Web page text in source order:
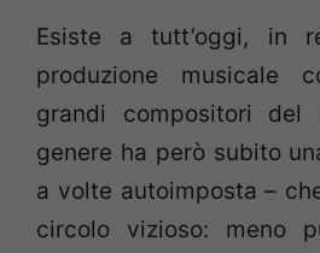
Esiste a tutt’oggi, in
produzione musicale
grandi compositori del
genere ha però subito
a volte autoimposta –
circolo vizioso: meno